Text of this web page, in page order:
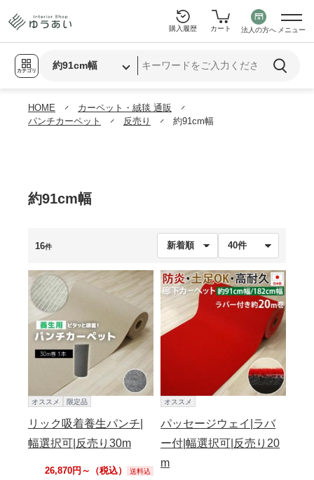
カテゴリ
購入履歴 カート 法人の方へ メニュー
HOME
カーペット・絨毯 通販
パンチカーペット
反売り 約91cm幅
約91cm幅
16件
オススメ 限定品
リック吸着養生パンチ|
幅選択可|反売り30m
26,870円～（税込） 送料込
オススメ
パッセージウェイ|ラバ
ー付|幅選択可|反売り20
m